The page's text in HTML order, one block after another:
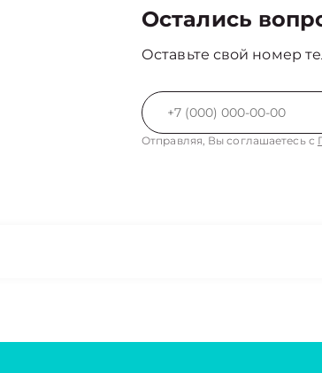
Остались
Оставьте свой номер
Отправляя, Вы соглашаетесь с